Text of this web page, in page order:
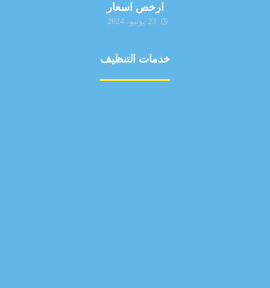
ارخص اسعار
23 يونيو، 2024
خدمات التنظيف